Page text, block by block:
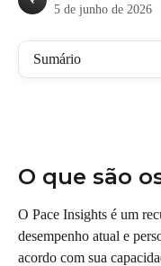
5 de junho de 2026
Sumário
O que são
O Pace Insights é um
desempenho atual e
acordo com sua